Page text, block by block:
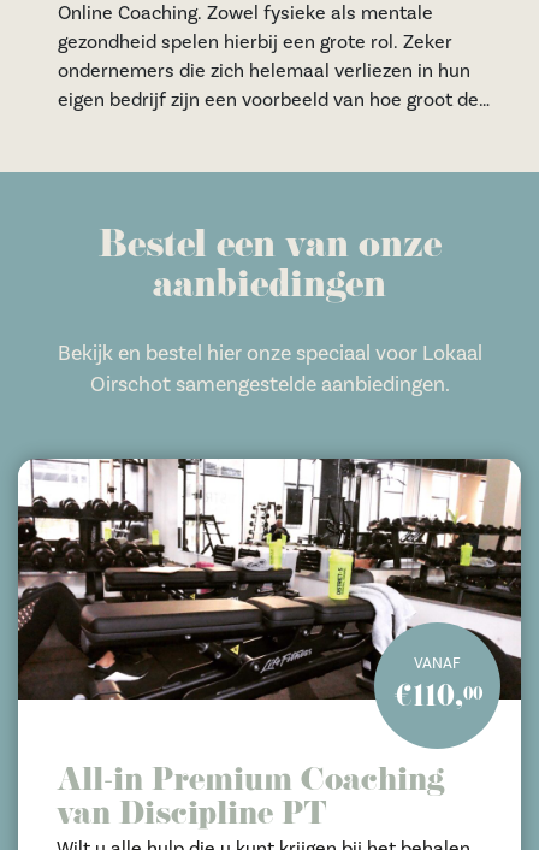
Online Coaching. Zowel fysieke als mentale
gezondheid spelen hierbij een grote rol. Zeker
ondernemers die zich helemaal verliezen in hun
eigen bedrijf zijn een voorbeeld van hoe groot de
Bestel een van onze
aanbiedingen
Bekijk en bestel hier onze speciaal voor Lokaal
Oirschot samengestelde aanbiedingen.
VANAF
€110,00
All-in Premium Coaching
van Discipline PT